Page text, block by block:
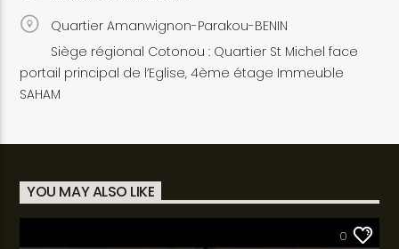
Quartier Amanwignon-Parakou-BENIN
Siège régional Cotonou : Quartier St Michel face
portail principal de l’Eglise, 4ème étage Immeuble
SAHAM
YOU MAY ALSO LIKE
0